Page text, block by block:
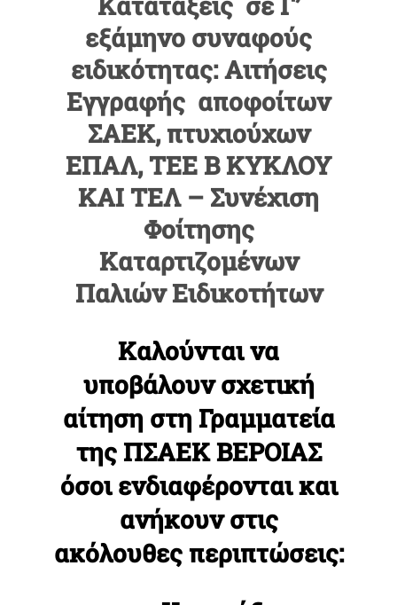
ΑΝΑΚΟΙΝΩΣΕΙΣ
ΠΡΑΚΤΙΚΗ ΑΣΚΗΣΗ
ΕΠΙΚΟΙΝΩΝΙΑ
εξάμηνο συναφούς
ειδικότητας: Αιτήσεις
Εγγραφής αποφοίτων
ΣΑΕΚ, πτυχιούχων
ΕΠΑΛ, ΤΕΕ Β ΚΥΚΛΟΥ
ΚΑΙ ΤΕΛ – Συνέχιση
Φοίτησης
Καταρτιζομένων
Παλιών Ειδικοτήτων
Καλούνται να
υποβάλουν σχετική
αίτηση στη Γραμματεία
της ΠΣΑΕΚ ΒΕΡΟΙΑΣ
όσοι ενδιαφέρονται και
ανήκουν στις
ακόλουθες περιπτώσεις: